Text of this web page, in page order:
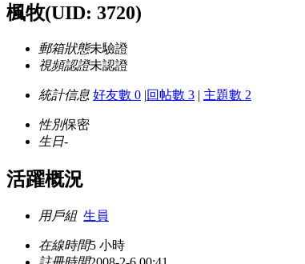
楓牧(UID: 3720)
郵箱狀態未驗證
視頻認證未認證
統計信息 好友數 0 |回帖數 3 | 主題數 2
性別保密
生日-
活躍概況
用戶組 生員
在線時間5 小時